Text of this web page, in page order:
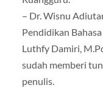
– Dr. Wisnu
Pendidikan
Luthfy Damiri,
sudah memberi
penulis.